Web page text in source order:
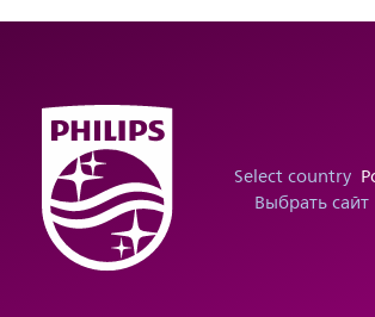
Select country
Выбрать сайт